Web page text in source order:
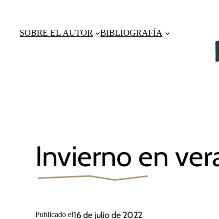
contenido
SOBRE EL AUTOR BIBLIOGRAFÍA
Invierno en
Publicado el16 de julio de 2022